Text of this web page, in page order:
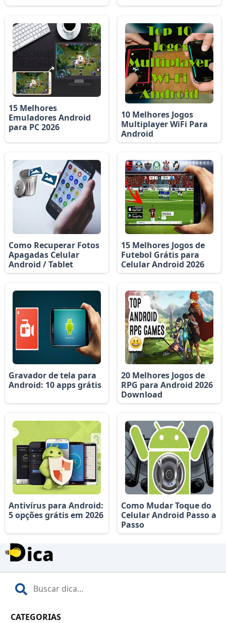
15 Melhores
Emuladores Android
para PC 2026
10 Melhores Jogos
Multiplayer WiFi Para
Android
Como Recuperar Fotos
Apagadas Celular
Android / Tablet
15 Melhores Jogos de
Futebol Grátis para
Celular Android 2026
Gravador de tela para
Android: 10 apps grátis
20 Melhores Jogos de
RPG para Android 2026
Download
Antivírus para Android:
5 opções grátis em 2026
Como Mudar Toque do
Celular Android Passo a
Passo
CATEGORIAS